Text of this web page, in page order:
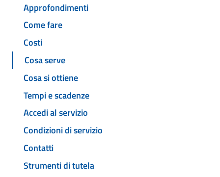
Approfondimenti
Come fare
Costi
Cosa serve
Cosa si ottiene
Tempi e scadenze
Accedi al servizio
Condizioni di servizio
Contatti
Strumenti di tutela